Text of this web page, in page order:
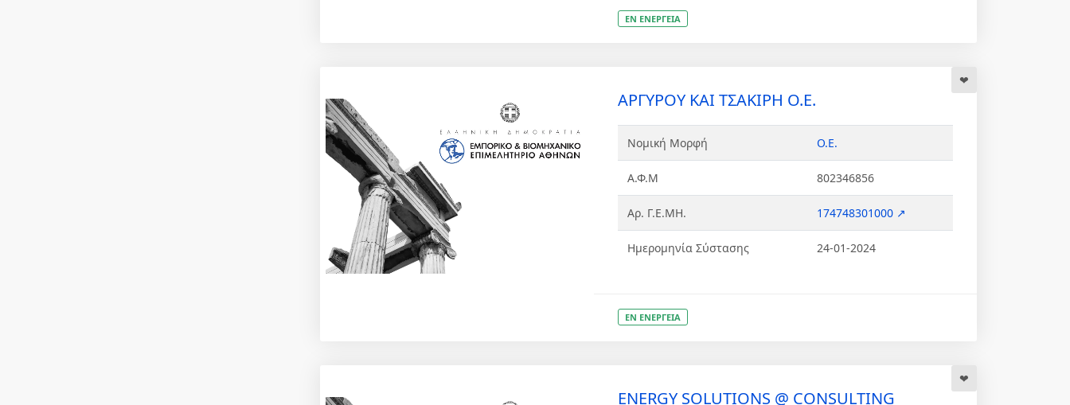
ΕΝ ΕΝΕΡΓΕΙΑ
ΑΡΓΥΡΟΥ ΚΑΙ ΤΣΑΚΙΡΗ Ο.Ε.
Νομική Μορφή Ο.Ε.
Α.Φ.Μ 802346856
Αρ. Γ.Ε.ΜΗ. 174748301000 ↗
Ημερομηνία Σύστασης 24-01-2024
ΕΝ ΕΝΕΡΓΕΙΑ
ENERGY SOLUTIONS @ CONSULTING